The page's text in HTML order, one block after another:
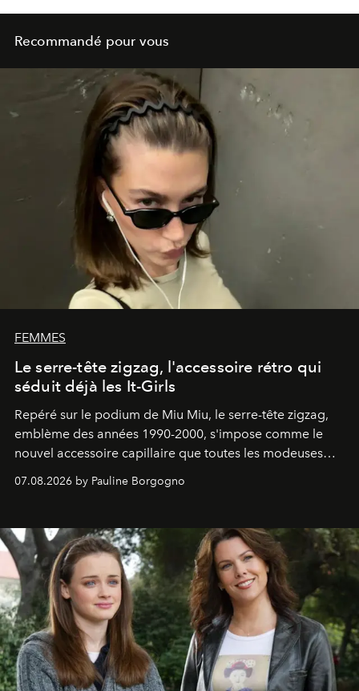
Recommandé pour vous
FEMMES
Le serre-tête zigzag, l'accessoire rétro qui
séduit déjà les It-Girls
Repéré sur le podium de Miu Miu, le serre-tête zigzag,
emblème des années 1990-2000, s'impose comme le
nouvel accessoire capillaire que toutes les modeuses
s'arrachent déjà.
07.08.2026 by Pauline Borgogno